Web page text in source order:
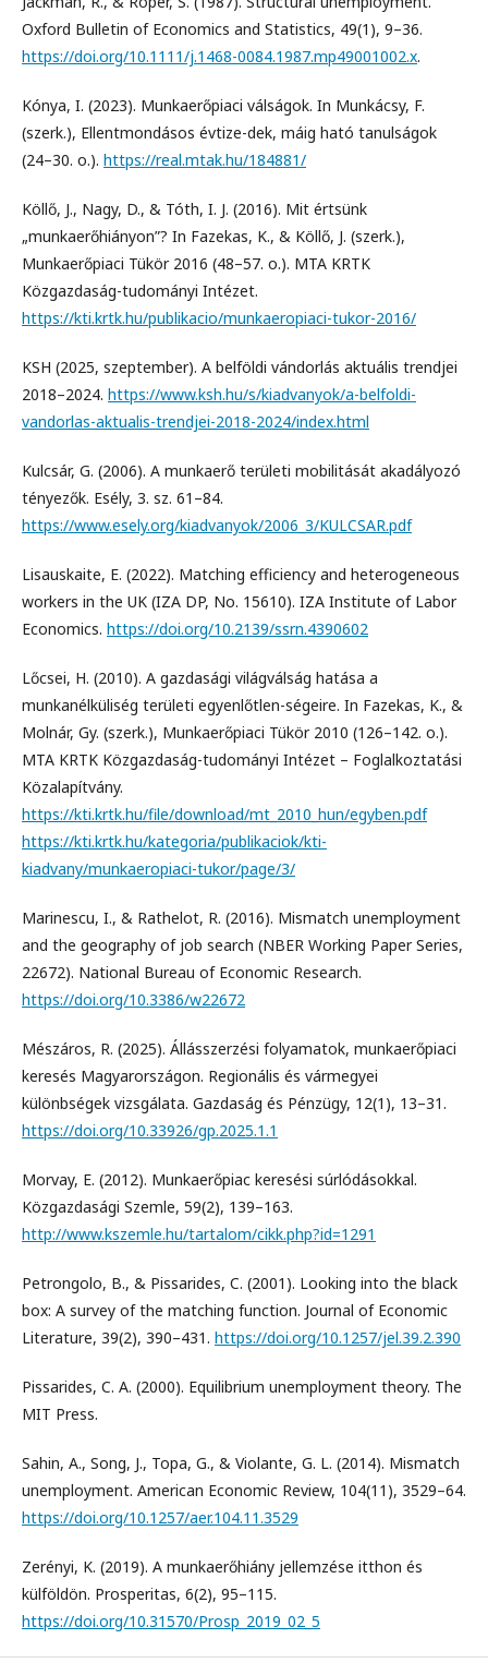
Oxford Bulletin of Economics and Statistics, 49(1), 9–36.
https://doi.org/10.1111/j.1468-0084.1987.mp49001002.x.
Kónya, I. (2023). Munkaerőpiaci válságok. In Munkácsy, F.
(szerk.), Ellentmondásos évtize-dek, máig ható tanulságok
(24–30. o.). https://real.mtak.hu/184881/
Köllő, J., Nagy, D., & Tóth, I. J. (2016). Mit értsünk
„munkaerőhiányon”? In Fazekas, K., & Köllő, J. (szerk.),
Munkaerőpiaci Tükör 2016 (48–57. o.). MTA KRTK
Közgazdaság-tudományi Intézet.
https://kti.krtk.hu/publikacio/munkaeropiaci-tukor-2016/
KSH (2025, szeptember). A belföldi vándorlás aktuális trendjei
2018–2024. https://www.ksh.hu/s/kiadvanyok/a-belfoldi-
vandorlas-aktualis-trendjei-2018-2024/index.html
Kulcsár, G. (2006). A munkaerő területi mobilitását akadályozó
tényezők. Esély, 3. sz. 61–84.
https://www.esely.org/kiadvanyok/2006_3/KULCSAR.pdf
Lisauskaite, E. (2022). Matching efficiency and heterogeneous
workers in the UK (IZA DP, No. 15610). IZA Institute of Labor
Economics. https://doi.org/10.2139/ssrn.4390602
Lőcsei, H. (2010). A gazdasági világválság hatása a
munkanélküliség területi egyenlőtlen-ségeire. In Fazekas, K., &
Molnár, Gy. (szerk.), Munkaerőpiaci Tükör 2010 (126–142. o.).
MTA KRTK Közgazdaság-tudományi Intézet – Foglalkoztatási
Közalapítvány.
https://kti.krtk.hu/file/download/mt_2010_hun/egyben.pdf
https://kti.krtk.hu/kategoria/publikaciok/kti-
kiadvany/munkaeropiaci-tukor/page/3/
Marinescu, I., & Rathelot, R. (2016). Mismatch unemployment
and the geography of job search (NBER Working Paper Series,
22672). National Bureau of Economic Research.
https://doi.org/10.3386/w22672
Mészáros, R. (2025). Állásszerzési folyamatok, munkaerőpiaci
keresés Magyarországon. Regionális és vármegyei
különbségek vizsgálata. Gazdaság és Pénzügy, 12(1), 13–31.
https://doi.org/10.33926/gp.2025.1.1
Morvay, E. (2012). Munkaerőpiac keresési súrlódásokkal.
Közgazdasági Szemle, 59(2), 139–163.
http://www.kszemle.hu/tartalom/cikk.php?id=1291
Petrongolo, B., & Pissarides, C. (2001). Looking into the black
box: A survey of the matching function. Journal of Economic
Literature, 39(2), 390–431. https://doi.org/10.1257/jel.39.2.390
Pissarides, C. A. (2000). Equilibrium unemployment theory. The
MIT Press.
Sahin, A., Song, J., Topa, G., & Violante, G. L. (2014). Mismatch
unemployment. American Economic Review, 104(11), 3529–64.
https://doi.org/10.1257/aer.104.11.3529
Zerényi, K. (2019). A munkaerőhiány jellemzése itthon és
külföldön. Prosperitas, 6(2), 95–115.
https://doi.org/10.31570/Prosp_2019_02_5